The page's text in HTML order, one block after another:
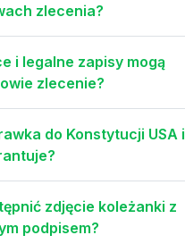
zlecenia?
i legalne zapisy mogą
zlecenie?
do Konstytucji USA i
zdjęcie koleżanki z
podpisem?